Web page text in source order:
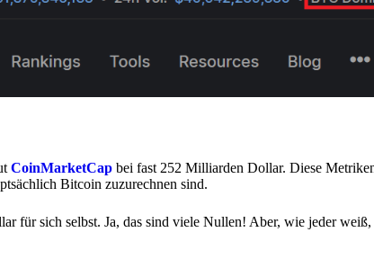
CoinMarketCap bei fast 252 Milliarden Dollar. Diese
Bitcoin zuzurechnen sind.
für sich selbst. Ja, das sind viele Nullen! Aber, wie jeder weiß,